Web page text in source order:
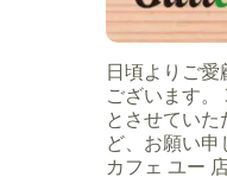
日頃よりご愛
ございます
とさせてい
ど、お願い
カフェ ユー